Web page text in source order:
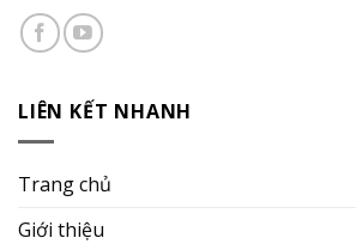
LIÊN KẾT NHANH
Trang chủ
Giới thiệu